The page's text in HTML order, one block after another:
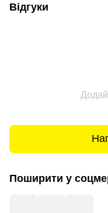
Відгуки
Поширити у